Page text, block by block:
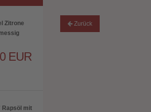
Zurück
Zitrone
EUR
mit